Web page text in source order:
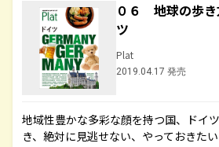
０６ 地球の歩
ツ
Plat
2019.04.17 発売
地域性豊かな多彩な顔を持つ国、ドイ
き、絶対に見逃せない、やっておきた